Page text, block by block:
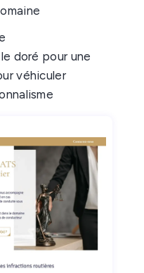
doré pour une
véhiculer